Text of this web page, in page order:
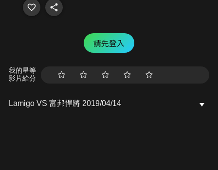
請先登入
我的星等
影片給分
Lamigo VS 富邦悍將 2019/04/14